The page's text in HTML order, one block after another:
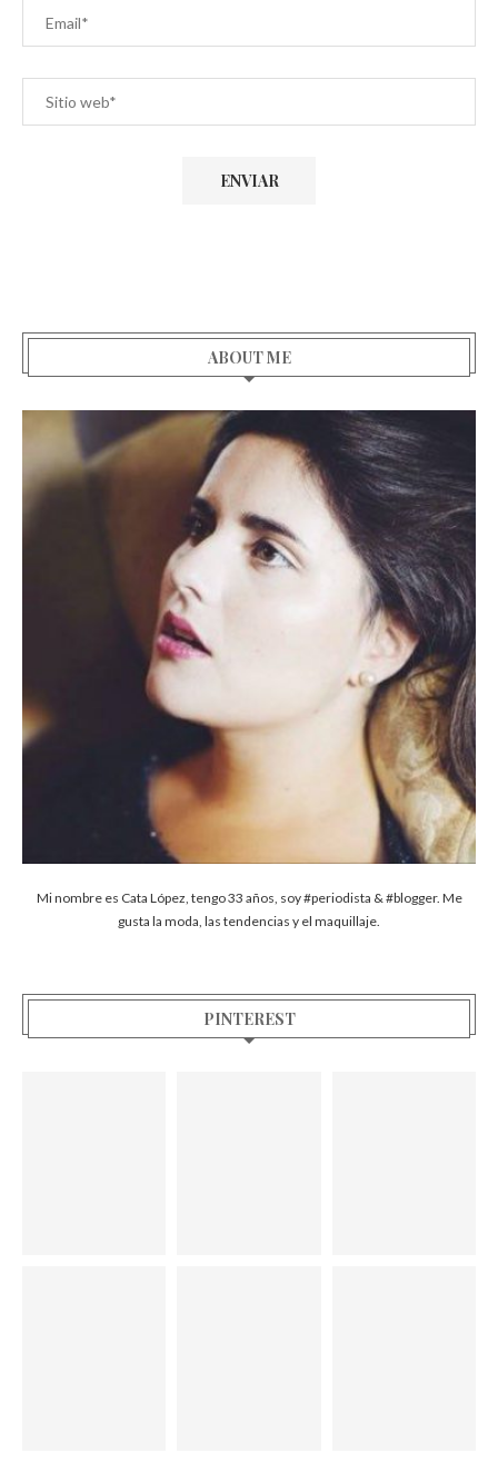
ABOUT ME
Mi nombre es Cata López, tengo 33 años, soy #periodista & #blogger. Me
gusta la moda, las tendencias y el maquillaje.
PINTEREST